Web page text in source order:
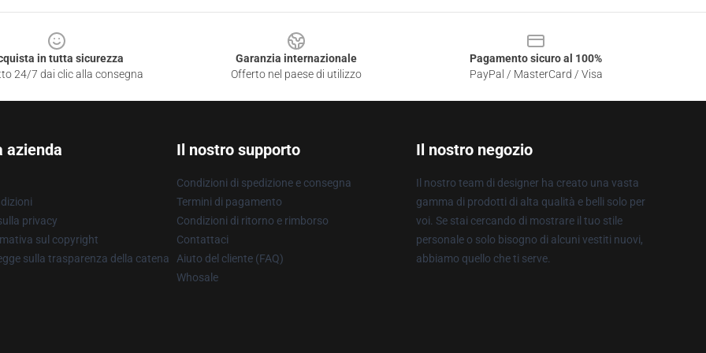
in tutta sicurezza
24/7 dai clic alla consegna
Garanzia internazionale
Offerto nel paese di utilizzo
Pagamento sicuro al 100%
PayPal / MasterCard / Visa
azienda
privacy
sul copyright
sulla trasparenza della catena
Il nostro supporto
Condizioni di spedizione e consegna
Termini di pagamento
Condizioni di ritorno e rimborso
Contattaci
Aiuto del cliente (FAQ)
Whosale
Il nostro negozio
Il nostro team di designer ha creato una vasta
gamma di prodotti di alta qualità e belli solo per
voi. Se stai cercando di mostrare il tuo stile
personale o solo bisogno di alcuni vestiti nuovi,
abbiamo quello che ti serve.